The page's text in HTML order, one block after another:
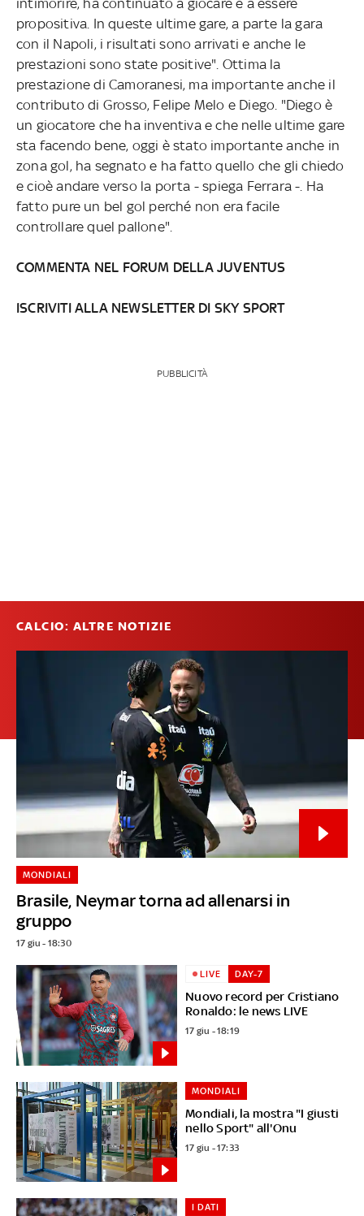
propositiva. In queste ultime gare, a parte la gara
con il Napoli, i risultati sono arrivati e anche le
prestazioni sono state positive". Ottima la
prestazione di Camoranesi, ma importante anche il
contributo di Grosso, Felipe Melo e Diego. "Diego è
un giocatore che ha inventiva e che nelle ultime gare
sta facendo bene, oggi è stato importante anche in
zona gol, ha segnato e ha fatto quello che gli chiedo
e cioè andare verso la porta - spiega Ferrara -. Ha
fatto pure un bel gol perché non era facile
controllare quel pallone".
COMMENTA NEL FORUM DELLA JUVENTUS
ISCRIVITI ALLA NEWSLETTER DI SKY SPORT
PUBBLICITÀ
CALCIO: ALTRE NOTIZIE
Brasile, Neymar torna ad allenarsi in
gruppo
MONDIALI
17 giu - 18:30
Nuovo record per Cristiano
Ronaldo: le news LIVE
LIVE DAY-7
17 giu - 18:19
Mondiali, la mostra "I giusti
nello Sport" all'Onu
MONDIALI
17 giu - 17:33
I DATI